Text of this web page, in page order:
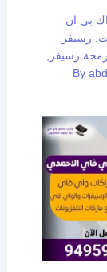
بي ان
رسيفر
رسيفر